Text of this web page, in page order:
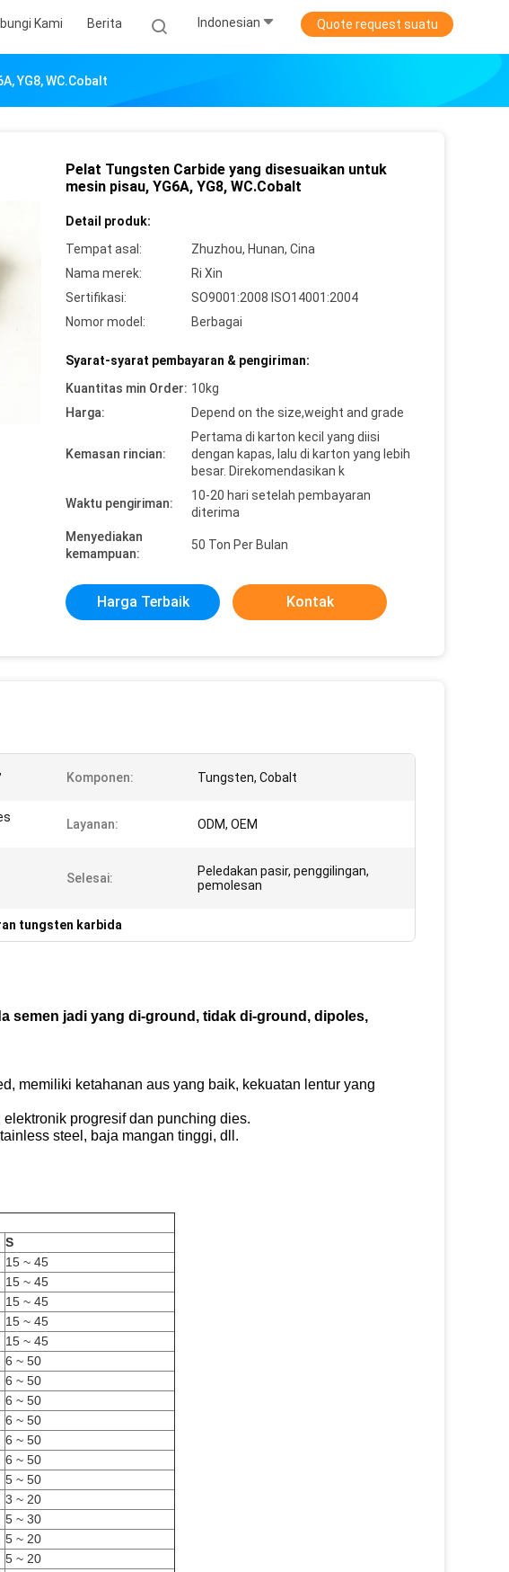
Kami Berita Indonesian Quote request suatu
YG8, WC.Cobalt
Pelat Tungsten Carbide yang disesuaikan untuk
mesin pisau, YG6A, YG8, WC.Cobalt
Detail produk:
Tempat asal:
Zhuzhou, Hunan, Cina
Nama merek:
Ri Xin
Sertifikasi:
SO9001:2008 ISO14001:2004
Nomor model:
Berbagai
Syarat-syarat pembayaran & pengiriman:
Kuantitas min Order: 10kg
Harga:
Depend on the size,weight and grade
Kemasan rincian:
Pertama di karton kecil yang diisi
dengan kapas, lalu di karton yang lebih
besar. Direkomendasikan k
Waktu pengiriman:
10-20 hari setelah pembayaran
diterima
Menyediakan
kemampuan:
50 Ton Per Bulan
Harga Terbaik Kontak
Komponen: Tungsten, Cobalt
Layanan: ODM, OEM
Selesai:
Peledakan pasir, penggilingan,
pemolesan
tungsten karbida
semen jadi yang di-ground, tidak di-ground, dipoles,
memiliki ketahanan aus yang baik, kekuatan lentur yang
progresif dan punching dies.
steel, baja mangan tinggi, dll.
S
15 ~ 45
15 ~ 45
15 ~ 45
15 ~ 45
15 ~ 45
6 ~ 50
6 ~ 50
6 ~ 50
6 ~ 50
6 ~ 50
6 ~ 50
5 ~ 50
3 ~ 20
5 ~ 30
5 ~ 20
5 ~ 20